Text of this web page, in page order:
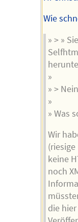
Wie
» > »
»
» >
»
» Was
Wir
keine
noch
die